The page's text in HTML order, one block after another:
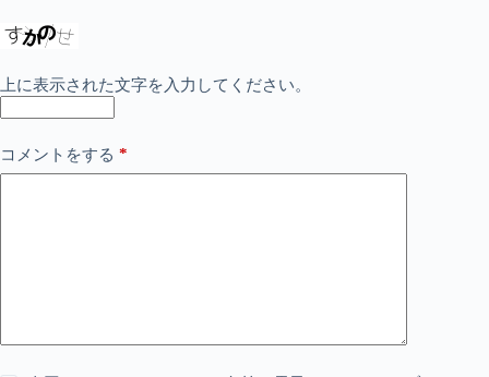
上に表示された文字を入力してください。
コメントをする *